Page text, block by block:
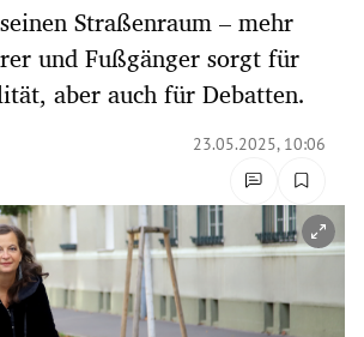
Straßenraum – mehr
und Fußgänger sorgt für
aber auch für Debatten.
23.05.2025, 10:06
schließen